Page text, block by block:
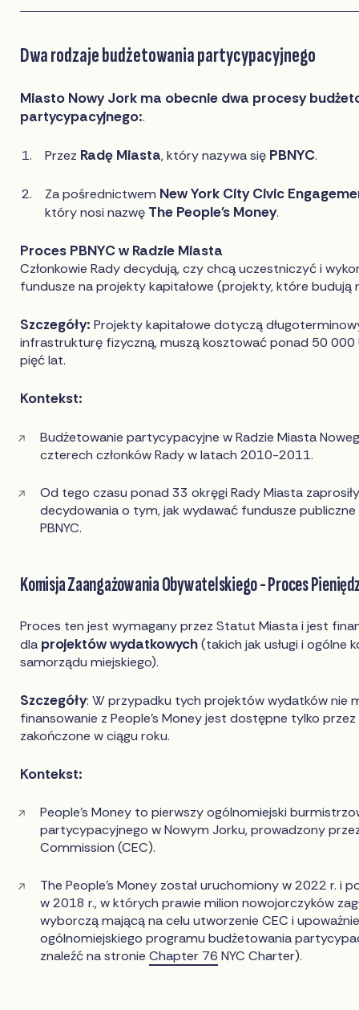
Dwa rodzaje budżetowania partycypacyjnego
Miasto Nowy Jork ma obecnie dwa procesy
partycypacyjnego:.
Przez Radę Miasta, który nazywa się PBNYC.
Za pośrednictwem New York City Civic
który nosi nazwę The People's Money.
Proces PBNYC w Radzie Miasta
Członkowie Rady decydują, czy chcą uczestniczyć i
fundusze na projekty kapitałowe (projekty, które budują
Szczegóły: Projekty kapitałowe dotyczą
infrastrukturę fizyczną, muszą kosztować ponad 50 000
pięć lat.
Kontekst:
Budżetowanie partycypacyjne w Radzie Miasta
czterech członków Rady w latach 2010-2011.
Od tego czasu ponad 33 okręgi Rady Miasta
decydowania o tym, jak wydawać fundusze
PBNYC.
Komisja Zaangażowania Obywatelskiego - Proces
Proces ten jest wymagany przez Statut Miasta i jest
dla projektów wydatkowych(takich jak usługi i ogólne
samorządu miejskiego).
Szczegóły: W przypadku tych projektów wydatków nie
finansowanie z People's Money jest dostępne tylko
zakończone w ciągu roku.
Kontekst:
People's Money to pierwszy ogólnomiejski
partycypacyjnego w Nowym Jorku, prowadzony
Commission (CEC).
The People's Money został uruchomiony w 2022 r. i
w 2018 r., w których prawie milion nowojorczyków
wyborczą mającą na celu utworzenie CEC i
ogólnomiejskiego programu budżetowania
znaleźć na stronieChapter 76 NYC Charter).